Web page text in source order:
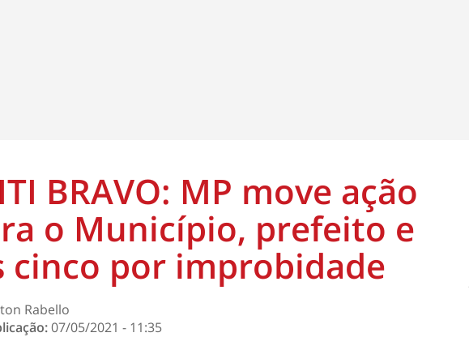
BRAVO: MP move ação
o Município, prefeito e
cinco por improbidade
Rabello
07/05/2021 - 11:35